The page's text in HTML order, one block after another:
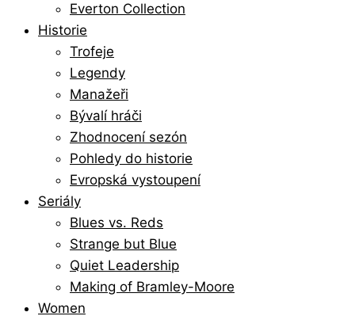
Everton Collection
Historie
Trofeje
Legendy
Manažeři
Bývalí hráči
Zhodnocení sezón
Pohledy do historie
Evropská vystoupení
Seriály
Blues vs. Reds
Strange but Blue
Quiet Leadership
Making of Bramley-Moore
Women